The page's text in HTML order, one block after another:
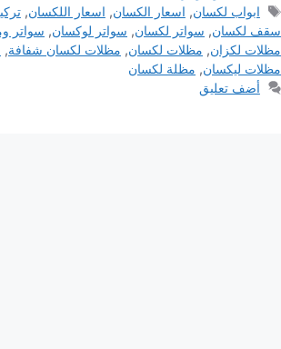
الوسوم
ابواب لكسان, اسعار الكسان, اسعار اللكسان,
سقف لكسان, سواتر لكسان, سواتر لوكسان, سواتر
مظلات لكزان, مظلات لكسان, مظلات لكسان شفافة,
مظلات ليكسان, مظلة لكسان
أضف تعليق